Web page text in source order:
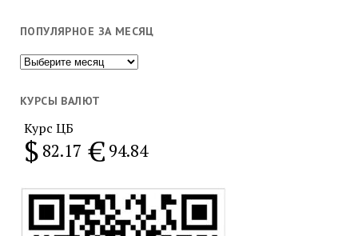
ПОПУЛЯРНОЕ ЗА МЕСЯЦ
Популярное
месяц
КУРСЫ ВАЛЮТ
Курс ЦБ
$ 82.17 € 94.84